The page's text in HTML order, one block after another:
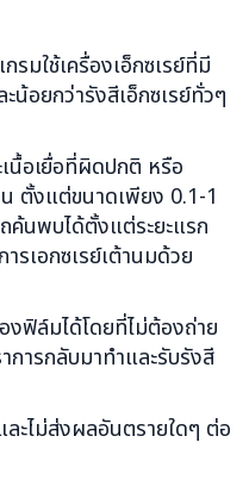
มใช้เครื่องเอ็กซเรย์ที่มี
อยกว่ารังสีเอ็กซเรย์ทั่วๆ
นื้อเยื่อที่ผิดปกติ หรือ
ตั้งแต่ขนาดเพียง 0.1-1
ค้นพบได้ตั้งแต่ระยะแรก
รเอกซเรย์เต้านมด้วย
งฟิล์มได้โดยที่ไม่ต้องถ่าย
การกลับมาทำและรับรังสี
ะไม่ส่งผลอันตรายใดๆ ต่อ